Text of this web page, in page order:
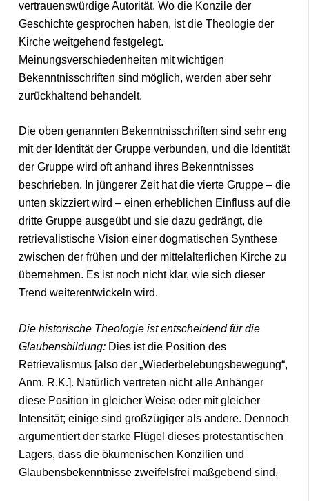
vertrauenswürdige Autorität. Wo die Konzile der
Geschichte gesprochen haben, ist die Theologie der
Kirche weitgehend festgelegt.
Meinungsverschiedenheiten mit wichtigen
Bekenntnisschriften sind möglich, werden aber sehr
zurückhaltend behandelt.
Die oben genannten Bekenntnisschriften sind sehr eng
mit der Identität der Gruppe verbunden, und die Identität
der Gruppe wird oft anhand ihres Bekenntnisses
beschrieben. In jüngerer Zeit hat die vierte Gruppe – die
unten skizziert wird – einen erheblichen Einfluss auf die
dritte Gruppe ausgeübt und sie dazu gedrängt, die
retrievalistische Vision einer dogmatischen Synthese
zwischen der frühen und der mittelalterlichen Kirche zu
übernehmen. Es ist noch nicht klar, wie sich dieser
Trend weiterentwickeln wird.
Die historische Theologie ist entscheidend für die
Glaubensbildung:Dies ist die Position des
Retrievalismus [also der „Wiederbelebungsbewegung“,
Anm. R.K.]. Natürlich vertreten nicht alle Anhänger
diese Position in gleicher Weise oder mit gleicher
Intensität; einige sind großzügiger als andere. Dennoch
argumentiert der starke Flügel dieses protestantischen
Lagers, dass die ökumenischen Konzilien und
Glaubensbekenntnisse zweifelsfrei maßgebend sind.